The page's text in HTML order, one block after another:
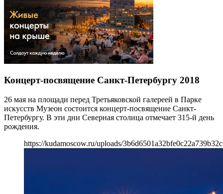
Концерт-посвящение Санкт-Петербургу 2018
26 мая на площади перед Третьяковской галереей в Парке
искусств Музеон состоится концерт-посвящение Санкт-
Петербургу. В эти дни Северная столица отмечает 315-й день
рождения.
https://kudamoscow.ru/uploads/